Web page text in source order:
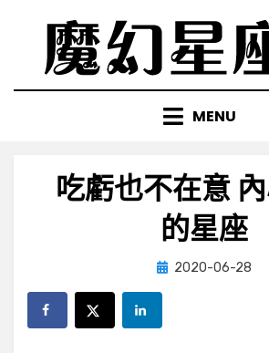
content
MENU
吃虧也不在意
的星座
by小編
Posted
2020-06-28